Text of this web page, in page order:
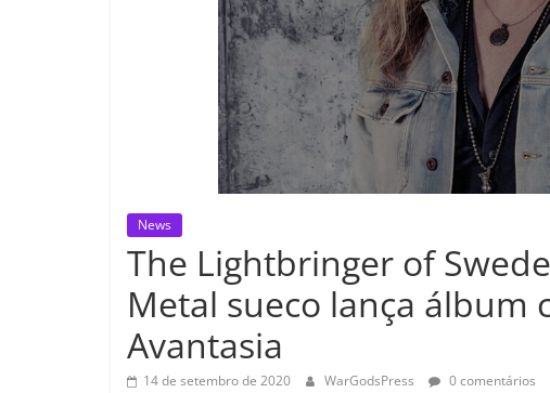
News
The Lightbringer of
Metal sueco lança álbum
Avantasia
14 de setembro de 2020 WarGodsPress 0 comentários